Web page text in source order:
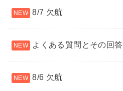
8/7 欠航
よくある質問とその回答
8/6 欠航